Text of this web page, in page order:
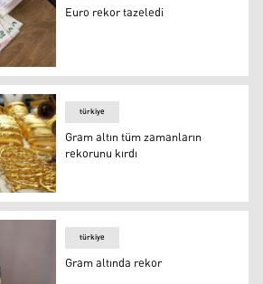
Euro rekor tazeledi
rekorunu kırdı
türkiye
Gram altın tüm zamanların
rekorunu kırdı
türkiye
Gram altında rekor